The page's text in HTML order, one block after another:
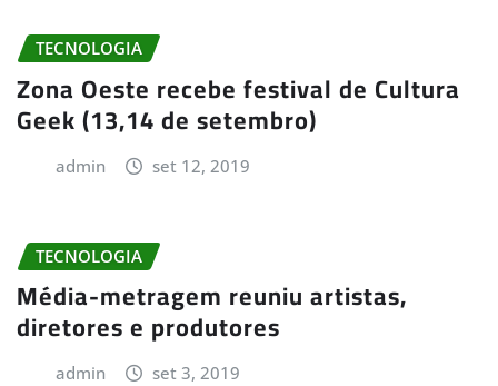
TECNOLOGIA
Zona Oeste recebe festival de Cultura
Geek (13,14 de setembro)
admin set 12, 2019
TECNOLOGIA
Média-metragem reuniu artistas,
diretores e produtores
admin set 3, 2019